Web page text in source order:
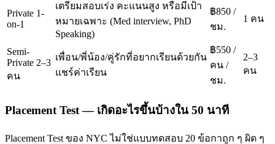
Private 1-
on-1
เตรียมสอบเร่ง คะแนนสูง หรือมีเป้า
หมายเฉพาะ (Med interview, PhD
Speaking)
฿850 /
ชม.
1 คน
Semi-
Private 2–3
คน
เพื่อน/พี่น้อง/คู่รักที่อยากเรียนด้วยกัน
แชร์ค่าเรียน
฿550 /
คน /
ชม.
2–3
คน
Placement Test — เกิดอะไรขึ้นบ้างใน 50 นาที
Placement Test ของ NYC ไม่ใช่แบบทดสอบ 20 ข้อกาถูก ๆ ผิด ๆ